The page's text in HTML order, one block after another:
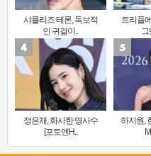
샤를리즈 테론, 독보적
인 귀걸이..
트리플
그
정은채, 화사한 명사수
[포토엔H..
하지원, 한국 배우 최초